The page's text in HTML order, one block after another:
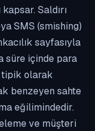
Saldırı
SMS (smishing)
sayfasıyla
süre içinde para
tipik olarak
benzeyen sahte
eğilimindedir.
ve müşteri